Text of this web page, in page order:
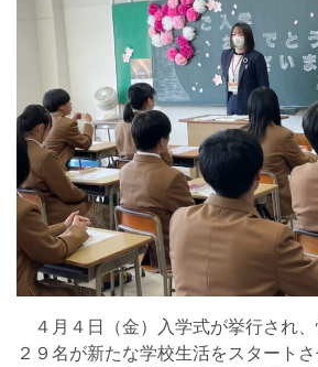
４月４日（金）入学式が挙行され、
２９名が新たな学校生活をスタート